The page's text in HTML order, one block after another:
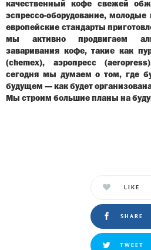
качественный кофе свежей
эспрессо-оборудование, молодые
европейские стандарты приг
мы активно продвигаем
заваривания кофе, такие как
(chemex), аэропресс
сегодня мы думаем о том, где
будущем — как будет
Мы строим большие планы на
LIKE
SHARE
TWEET